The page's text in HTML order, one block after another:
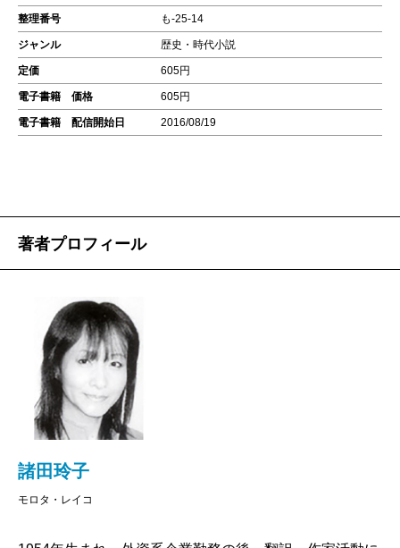
整理番号 も-25-14
ジャンル 歴史・時代小説
定価 605円
電子書籍 価格 605円
電子書籍 配信開始日 2016/08/19
著者プロフィール
諸田玲子
モロタ・レイコ